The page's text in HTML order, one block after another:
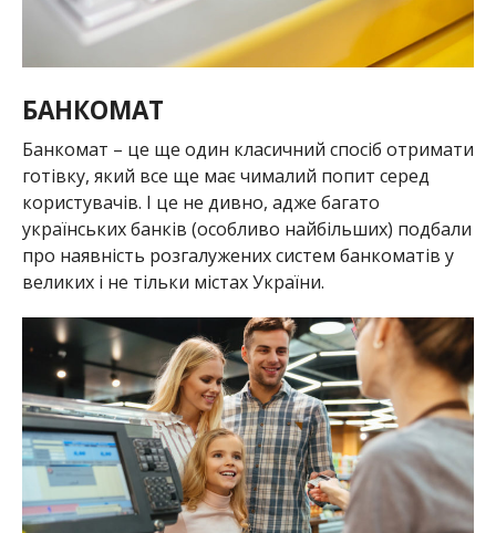
БАНКОМАТ
Банкомат – це ще один класичний спосіб отримати
готівку, який все ще має чималий попит серед
користувачів. І це не дивно, адже багато
українських банків (особливо найбільших) подбали
про наявність розгалужених систем банкоматів у
великих і не тільки містах України.